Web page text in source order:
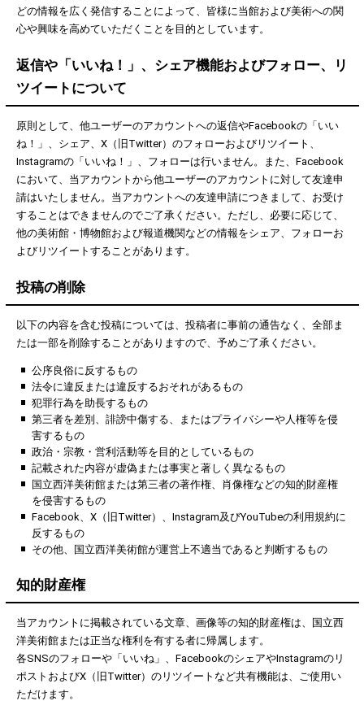
どの情報を広く発信することによって、皆様に当館および美術への関
心や興味を高めていただくことを目的としています。
返信や「いいね！」、シェア機能およびフォロー、リ
ツイートについて
原則として、他ユーザーのアカウントへの返信やFacebookの「いい
ね！」、シェア、X（旧Twitter）のフォローおよびリツイート、
Instagramの「いいね！」、フォローは行いません。また、Facebook
において、当アカウントから他ユーザーのアカウントに対して友達申
請はいたしません。当アカウントへの友達申請につきまして、お受け
することはできませんのでご了承ください。ただし、必要に応じて、
他の美術館・博物館および報道機関などの情報をシェア、フォローお
よびリツイートすることがあります。
投稿の削除
以下の内容を含む投稿については、投稿者に事前の通告なく、全部ま
たは一部を削除することがありますので、予めご了承ください。
公序良俗に反するもの
法令に違反または違反するおそれがあるもの
犯罪行為を助長するもの
第三者を差別、誹謗中傷する、またはプライバシーや人権等を侵
害するもの
政治・宗教・営利活動等を目的としているもの
記載された内容が虚偽または事実と著しく異なるもの
国立西洋美術館または第三者の著作権、肖像権などの知的財産権
を侵害するもの
Facebook、X（旧Twitter）、Instagram及びYouTubeの利用規約に
反するもの
その他、国立西洋美術館が運営上不適当であると判断するもの
知的財産権
当アカウントに掲載されている文章、画像等の知的財産権は、国立西
洋美術館または正当な権利を有する者に帰属します。
各SNSのフォローや「いいね」、FacebookのシェアやInstagramのリ
ポストおよびX（旧Twitter）のリツイートなど共有機能は、ご使用い
ただけます。